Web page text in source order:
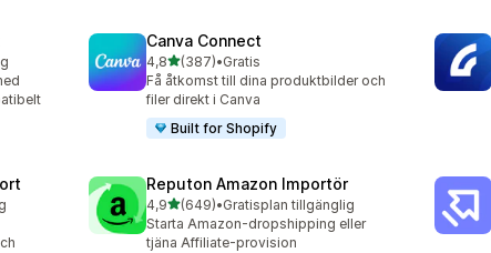
Canva Connect
4,8av 5 stjärnor
(387)
387 recensioner totalt
•Gratis
Få åtkomst till dina produktbilder och
filer direkt i Canva
Built for Shopify
Reputon Amazon Importör
4,9av 5 stjärnor
(649)
649 recensioner totalt
•Gratisplan tillgänglig
Starta Amazon-dropshipping eller
tjäna Affiliate-provision